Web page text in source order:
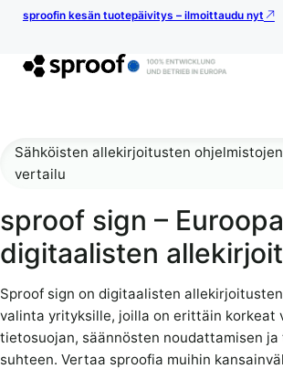
sproofin kesän tuotepäivitys – ilmoittaudu nyt
sproof sign –
digitaalisten
Sähköisten allekirjoitusten
vertailu
Sproof sign on digitaalisten
valinta yrityksille, joilla on erittäin korkeat
tietosuojan, säännösten noudattamisen ja
suhteen. Vertaa sproofia muihin